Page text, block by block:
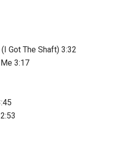
Got The Shaft) 3:32
3:17